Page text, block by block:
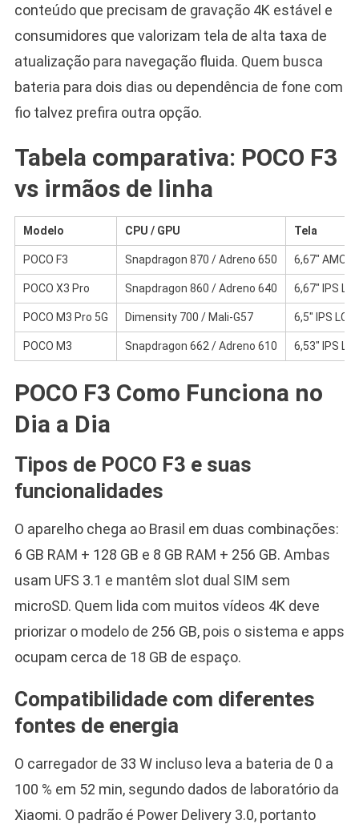
conteúdo que precisam de gravação 4K estável e
consumidores que valorizam tela de alta taxa de
atualização para navegação fluida. Quem busca
bateria para dois dias ou dependência de fone com
fio talvez prefira outra opção.
Tabela comparativa: POCO F3
vs irmãos de linha
Modelo CPU / GPU Tela
POCO F3 Snapdragon 870 / Adreno 650 6,67″
POCO X3 Pro Snapdragon 860 / Adreno 640 6,67″ IPS
POCO M3 Pro 5G Dimensity 700 / Mali-G57 6,5″ IPS
POCO M3 Snapdragon 662 / Adreno 610 6,53″ IPS
POCO F3 Como Funciona no
Dia a Dia
Tipos de POCO F3 e suas
funcionalidades
O aparelho chega ao Brasil em duas combinações:
6 GB RAM + 128 GB e 8 GB RAM + 256 GB. Ambas
usam UFS 3.1 e mantêm slot dual SIM sem
microSD. Quem lida com muitos vídeos 4K deve
priorizar o modelo de 256 GB, pois o sistema e apps
ocupam cerca de 18 GB de espaço.
Compatibilidade com diferentes
fontes de energia
O carregador de 33 W incluso leva a bateria de 0 a
100 % em 52 min, segundo dados de laboratório da
Xiaomi. O padrão é Power Delivery 3.0, portanto